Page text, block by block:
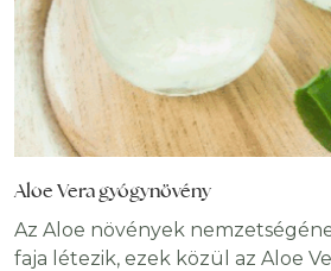
Aloe Vera gyógynövény
Az Aloe növények
faja létezik, ezek közül az Aloe